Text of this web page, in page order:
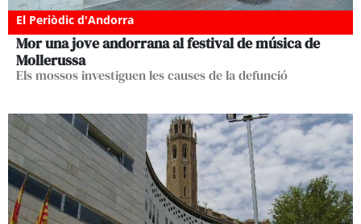
El Periòdic d'Andorra
Mor una jove andorrana al festival de música de
Mollerussa
Els mossos investiguen les causes de la defunció